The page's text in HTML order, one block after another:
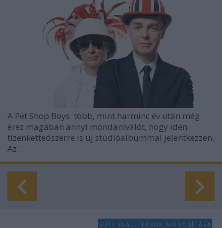
A Pet Shop Boys több, mint harminc év után még
érez magában annyi mondanivalót, hogy idén
tizenkettedszerre is új stúdióalbummal jelentkezzen.
Az ...
SÜTI BEÁLLÍTÁSOK MÓDOSÍTÁSA